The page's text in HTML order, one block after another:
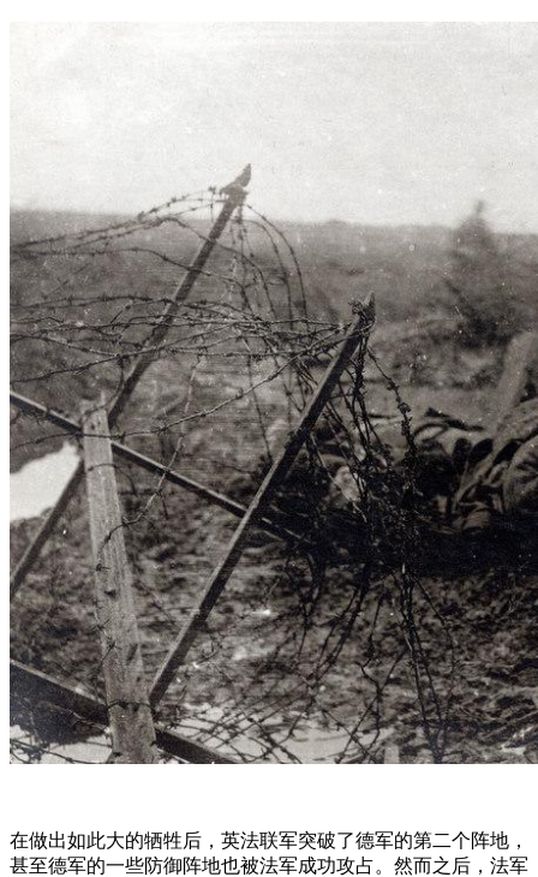
在做出如此大的牺牲后，英法联军突破了德军的第二个阵地，
甚至德军的一些防御阵地也被法军成功攻占。然而之后，法军